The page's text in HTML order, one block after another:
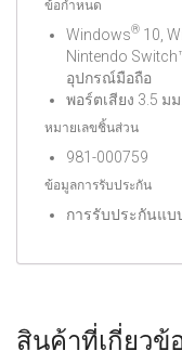
ข้อกำหนด
Windows® 10,
Nintendo
อุปกรณ์มือถือ
พอร์ตเสียง 3.5
หมายเลขชิ้นส่วน
981-000759
ข้อมูลการรับประกัน
การรับประกันแบ
สินค้าที่เกี่ยวข้